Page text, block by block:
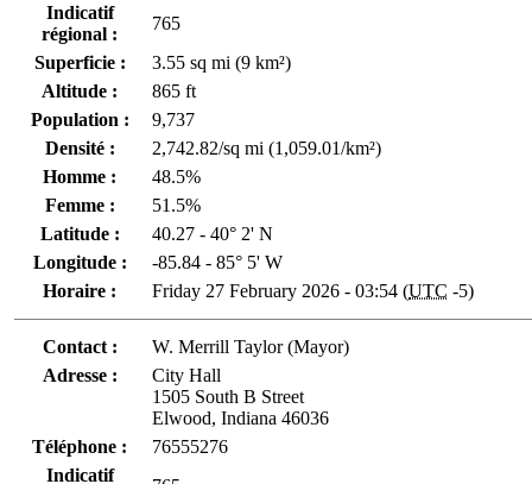
Indicatif
régional :
765
Superficie :
3.55 sq mi (9 km²)
Altitude :
865 ft
Population :
9,737
Densité :
2,742.82/sq mi (1,059.01/km²)
Homme :
48.5%
Femme :
51.5%
Latitude :
40.27 - 40° 2' N
Longitude :
-85.84 - 85° 5' W
Horaire :
Friday 27 February 2026 - 03:54 (UTC -5)
Contact :
W. Merrill Taylor (Mayor)
Adresse :
City Hall
1505 South B Street
Elwood, Indiana 46036
Téléphone :
76555276
Indicatif